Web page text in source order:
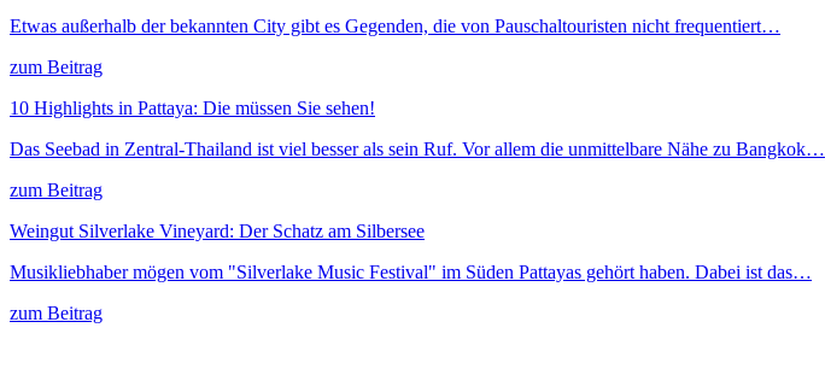
Etwas außerhalb der bekannten City gibt es Gegenden, die von Pauschaltouristen nicht frequentiert…
zum Beitrag
10 Highlights in Pattaya: Die müssen Sie sehen!
Das Seebad in Zentral-Thailand ist viel besser als sein Ruf. Vor allem die unmittelbare Nähe zu Bangkok…
zum Beitrag
Weingut Silverlake Vineyard: Der Schatz am Silbersee
Musikliebhaber mögen vom "Silverlake Music Festival" im Süden Pattayas gehört haben. Dabei ist das…
zum Beitrag